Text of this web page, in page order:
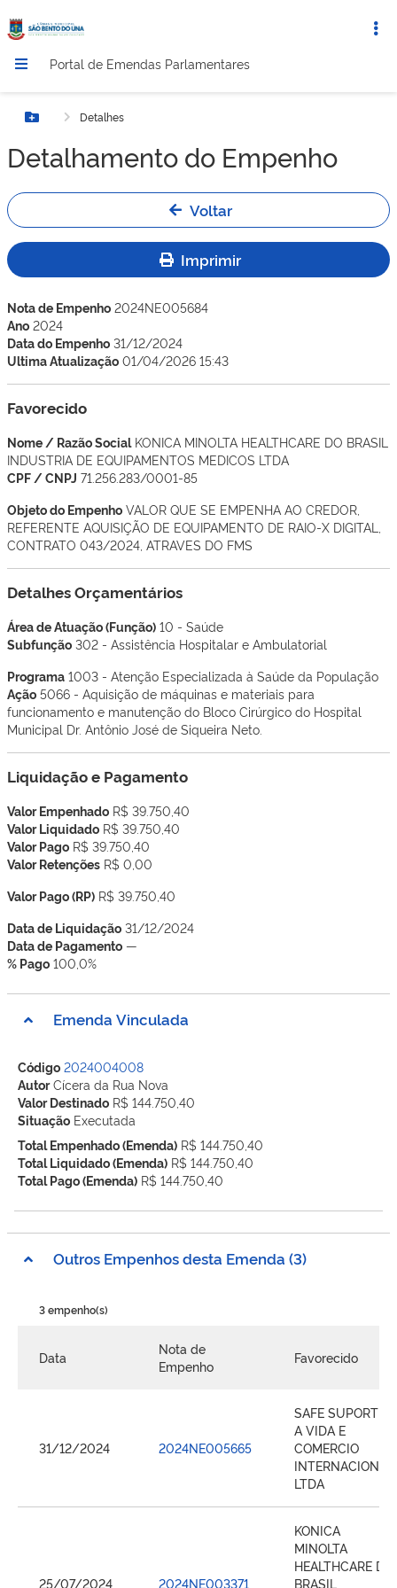
Portal de Emendas Parlamentares
Botão Menu
Detalhes
Detalhamento do Empenho
Voltar
Imprimir
Nota de Empenho 2024NE005684
Ano 2024
Data do Empenho 31/12/2024
Ultima Atualização 01/04/2026 15:43
Favorecido
Nome / Razão Social KONICA MINOLTA HEALTHCARE DO BRASIL
INDUSTRIA DE EQUIPAMENTOS MEDICOS LTDA
CPF / CNPJ 71.256.283/0001-85
Objeto do Empenho VALOR QUE SE EMPENHA AO CREDOR,
REFERENTE AQUISIÇÃO DE EQUIPAMENTO DE RAIO-X DIGITAL,
CONTRATO 043/2024, ATRAVES DO FMS
Detalhes Orçamentários
Área de Atuação (Função) 10 - Saúde
Subfunção 302 - Assistência Hospitalar e Ambulatorial
Programa 1003 - Atenção Especializada à Saúde da População
Ação 5066 - Aquisição de máquinas e materiais para
funcionamento e manutenção do Bloco Cirúrgico do Hospital
Municipal Dr. Antônio José de Siqueira Neto.
Liquidação e Pagamento
Valor Empenhado R$ 39.750,40
Valor Liquidado R$ 39.750,40
Valor Pago R$ 39.750,40
Valor Retenções R$ 0,00
Valor Pago (RP) R$ 39.750,40
Data de Liquidação 31/12/2024
Data de Pagamento —
% Pago 100,0%
Emenda Vinculada
Código 2024004008
Autor Cícera da Rua Nova
Valor Destinado R$ 144.750,40
Situação Executada
Total Empenhado (Emenda) R$ 144.750,40
Total Liquidado (Emenda) R$ 144.750,40
Total Pago (Emenda) R$ 144.750,40
Outros Empenhos desta Emenda (3)
3 empenho(s)
Data
Nota de
Empenho
Favorecido
31/12/2024 2024NE005665
SAFE SUPORTE
A VIDA E
COMERCIO
INTERNACIONAL
LTDA
25/07/2024 2024NE003371
KONICA
MINOLTA
HEALTHCARE DO
BRASIL